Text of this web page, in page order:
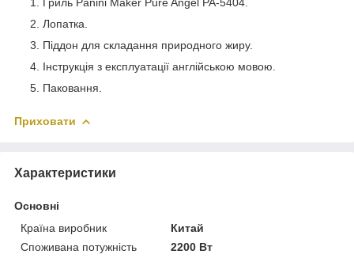
Лопатка.
Піддон для складання природного жиру.
Інструкція з експлуатації англійською мовою.
Паковання.
Приховати
Характеристики
Основні
Країна виробник
Китай
Споживана потужність
2200 Вт